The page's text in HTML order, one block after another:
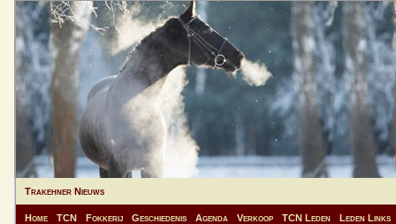
Trakehner Nieuws
Home TCN Fokkerij Geschiedenis Agenda Verkoop TCN Leden Leden Links